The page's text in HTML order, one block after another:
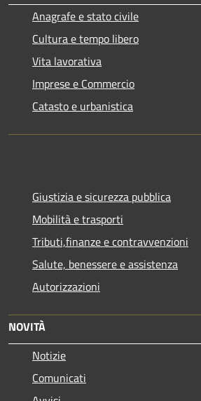
Anagrafe e stato civile
Cultura e tempo libero
Vita lavorativa
Imprese e Commercio
Catasto e urbanistica
Giustizia e sicurezza pubblica
Mobilità e trasporti
Tributi,finanze e contravvenzioni
Salute, benessere e assistenza
Autorizzazioni
NOVITÀ
Notizie
Comunicati